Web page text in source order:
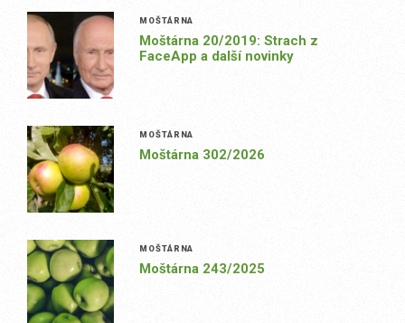
MOŠTÁRNA
Moštárna 20/2019: Strach z
FaceApp a další novinky
MOŠTÁRNA
Moštárna 302/2026
MOŠTÁRNA
Moštárna 243/2025